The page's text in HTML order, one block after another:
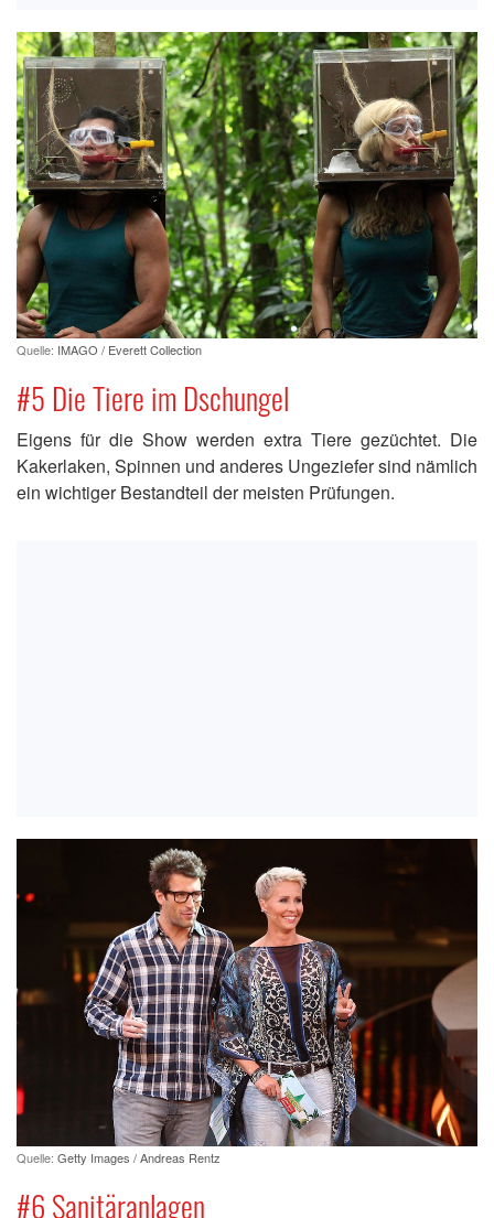
Quelle: IMAGO / Everett Collection
#5 Die Tiere im Dschungel
Eigens für die Show werden extra Tiere gezüchtet. Die
Kakerlaken, Spinnen und anderes Ungeziefer sind nämlich
ein wichtiger Bestandteil der meisten Prüfungen.
Quelle: Getty Images / Andreas Rentz
#6 Sanitäranlagen